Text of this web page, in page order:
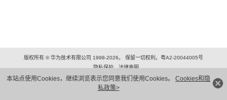
本站点使用Cookies，继续浏览表示您同意我们使用Cookies。 Cookies和隐
私政策>
版权所有 © 华为技术有限公司 1998-2026。 保留一切权利。粤A2-20044005号
隐私保护
法律声明